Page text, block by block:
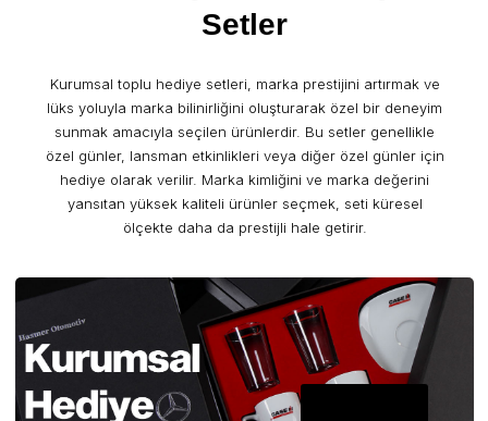
Setler
Kurumsal toplu hediye setleri, marka prestijini artırmak ve
lüks yoluyla marka bilinirliğini oluşturarak özel bir deneyim
sunmak amacıyla seçilen ürünlerdir. Bu setler genellikle
özel günler, lansman etkinlikleri veya diğer özel günler için
hediye olarak verilir. Marka kimliğini ve marka değerini
yansıtan yüksek kaliteli ürünler seçmek, seti küresel
ölçekte daha da prestijli hale getirir.